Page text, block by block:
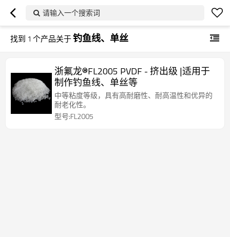
请输入一个搜索词
找到 1 个产品关于钓鱼线、单丝
浙氟龙®FL2005 PVDF - 挤出级 |适用于
制作钓鱼线、单丝等
中等粘度等级，具有高耐磨性、耐高温性和优异的
耐老化性。
型号:FL2005